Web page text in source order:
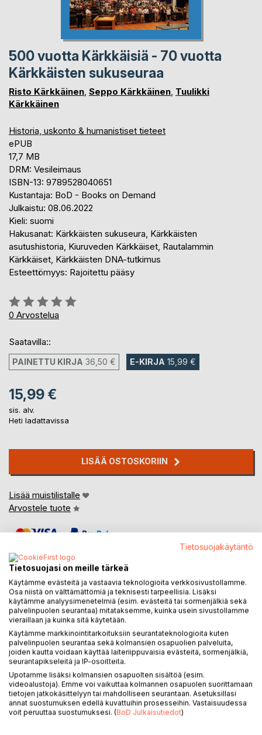
500 vuotta Kärkkäisiä - 70 vuotta
Kärkkäisten sukuseuraa
Risto Kärkkäinen, Seppo Kärkkäinen, Tuulikki
Kärkkäinen
Historia, uskonto & humanistiset tieteet
ePUB
17,7 MB
DRM: Vesileimaus
ISBN-13: 9789528040651
Kustantaja: BoD - Books on Demand
Julkaistu: 08.06.2022
Kieli: suomi
Hakusanat: Kärkkäisten sukuseura, Kärkkäisten
asutushistoria, Kiuruveden Kärkkäiset, Rautalammin
Kärkkäiset, Kärkkäisten DNA-tutkimus
Esteettömyys: Rajoitettu pääsy
Arvostelu::
0%
0 Arvostelua
Saatavilla::
PAINETTU KIRJA 36,50 € E-KIRJA 15,99 €
15,99 €
sis. alv.
Heti ladattavissa
LISÄÄ OSTOSKORIIN
Lisää muistilistalle
Arvostele tuote
KUVAUS
Kärkkäis/Kärkäs-asutusta oli 1500-luvun alussa mm.
Hämeessä muinaisella Pälkäneellä Keljonjärven rannalla,
Savossa Rantasalmen Tuusmäessä ja Karjalan kannaksella.
Kustaa Vaasa vaati erämaitten haltijoita muuttamaan
pysyvästi eräsijoilleen, jotta ne pysyisivät sukujen hallussa
eivätkä joutuisi valtiolle. Niinpä Pietari Laurinpoika Kärkäs
muutti poikineen ja veljenpoikineen Pälkäneeltä nykyisen
Konneveden ja Hankasalmen alueelle muodostaen
Tietosuojakäytäntö
Tietosuojasi on meille tärkeä
Käytämme evästeitä ja vastaavia teknologioita verkkosivustollamme.
Osa niistä on välttämättömiä ja teknisesti tarpeellisia. Lisäksi
käytämme analyysimenetelmiä (esim. evästeitä tai sormenjälkiä sekä
palvelinpuolen seurantaa) mitataksemme, kuinka usein sivustollamme
vieraillaan ja kuinka sitä käytetään.
Käytämme markkinointitarkoituksiin seurantateknologioita kuten
palvelinpuolen seurantaa sekä kolmansien osapuolien palveluita,
joiden kautta voidaan käyttää laiteriippuvaisia evästeitä, sormenjälkiä,
seurantapikseleitä ja IP-osoitteita.
Upotamme lisäksi kolmansien osapuolten sisältöä (esim.
videoalustoja). Emme voi vaikuttaa kolmannen osapuolen suorittamaan
tietojen jatkokäsittelyyn tai mahdolliseen seurantaan. Asetuksillasi
annat suostumuksen edellä kuvattuihin prosesseihin. Vastaisuudessa
voit peruuttaa suostumuksesi. (BoD Julkaisutiedot)